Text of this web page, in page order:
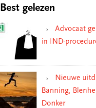
Best gelezen
Advocaat
in IND-
Nieuwe
Banning,
Donker